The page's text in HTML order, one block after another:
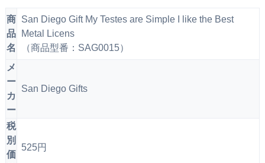
商
品
名
San Diego Gift My Testes are Simple I like the Best
Metal Licens
（商品型番：SAG0015）
メ
ー
カ
ー
San Diego Gifts
税
別
価
525円